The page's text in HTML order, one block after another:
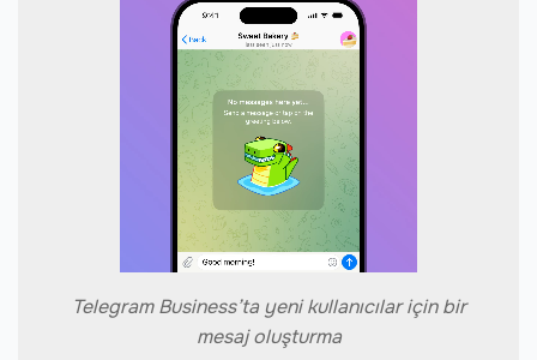
Telegram Business’ta yeni kullanıcılar için bir
mesaj oluşturma